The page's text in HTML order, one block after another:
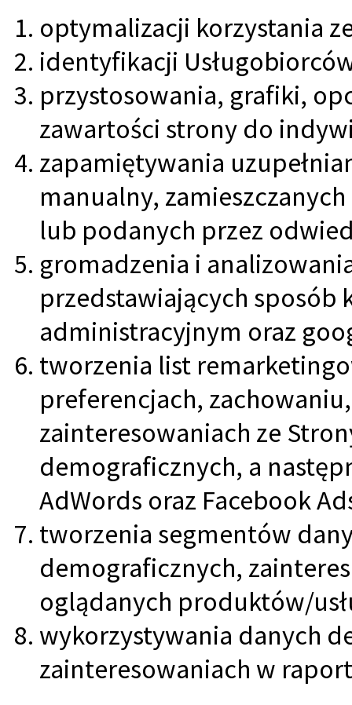
optymalizacji korzystania
identyfikacji
przystosowania, grafiki,
zawartości strony do
zapamiętywania
manualny,
lub podanych przez
gromadzenia i
przedstawiających sposób
administracyjnym oraz
tworzenia list
preferencjach,
zainteresowaniach ze
demograficznych, a
AdWords oraz Facebook
tworzenia segmentów
demograficznych,
oglądanych produktów/
wykorzystywania danych
zainteresowaniach w